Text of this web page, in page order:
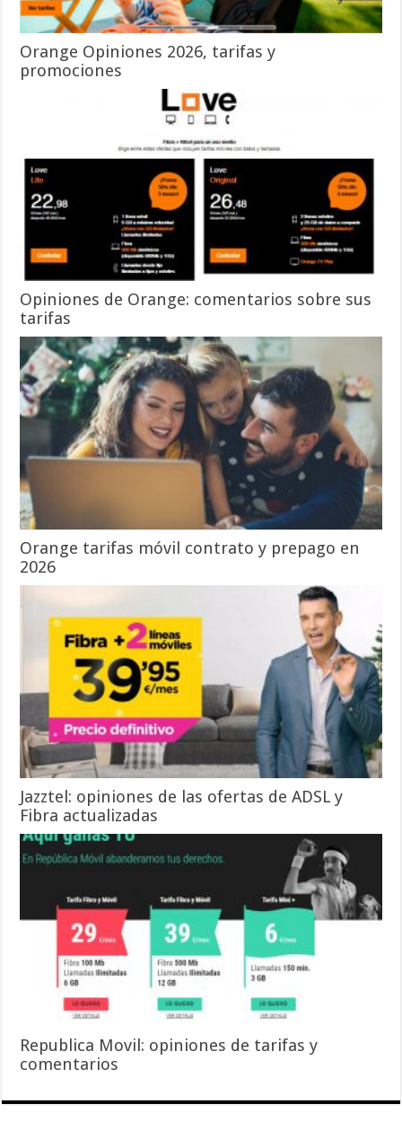
Orange Opiniones 2026, tarifas y
promociones
Opiniones de Orange: comentarios sobre sus
tarifas
Orange tarifas móvil contrato y prepago en
2026
Jazztel: opiniones de las ofertas de ADSL y
Fibra actualizadas
Republica Movil: opiniones de tarifas y
comentarios